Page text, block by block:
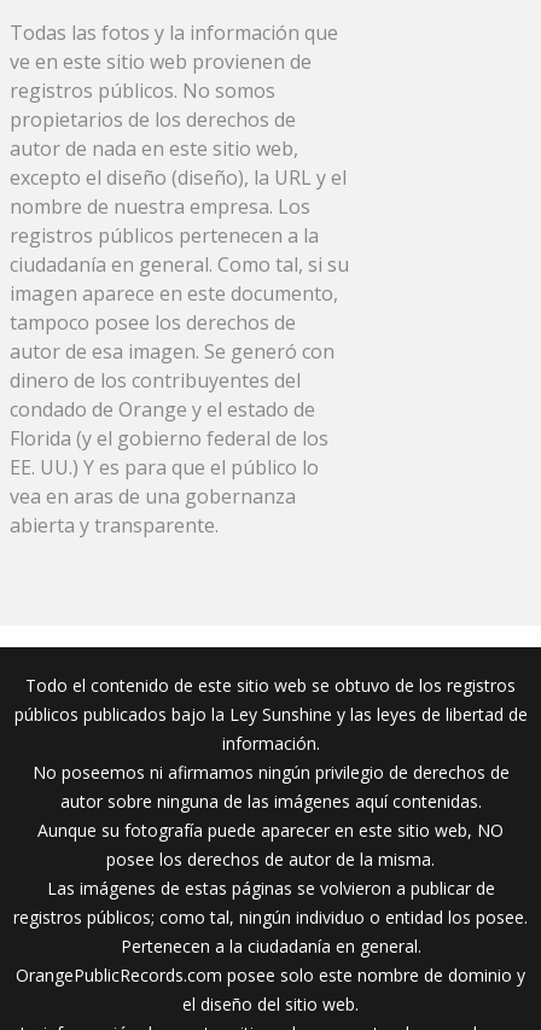
Todas las fotos y la información que
ve en este sitio web provienen de
registros públicos. No somos
propietarios de los derechos de
autor de nada en este sitio web,
excepto el diseño (diseño), la URL y el
nombre de nuestra empresa. Los
registros públicos pertenecen a la
ciudadanía en general. Como tal, si su
imagen aparece en este documento,
tampoco posee los derechos de
autor de esa imagen. Se generó con
dinero de los contribuyentes del
condado de Orange y el estado de
Florida (y el gobierno federal de los
EE. UU.) Y es para que el público lo
vea en aras de una gobernanza
abierta y transparente.
Todo el contenido de este sitio web se obtuvo de los registros
públicos publicados bajo la Ley Sunshine y las leyes de libertad de
información.
No poseemos ni afirmamos ningún privilegio de derechos de
autor sobre ninguna de las imágenes aquí contenidas.
Aunque su fotografía puede aparecer en este sitio web, NO
posee los derechos de autor de la misma.
Las imágenes de estas páginas se volvieron a publicar de
registros públicos; como tal, ningún individuo o entidad los posee.
Pertenecen a la ciudadanía en general.
OrangePublicRecords.com posee solo este nombre de dominio y
el diseño del sitio web.